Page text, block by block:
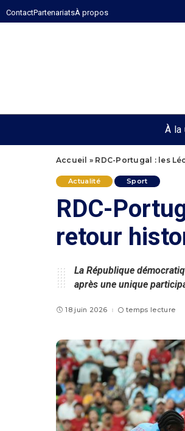
ContactPartenariatsÀ propos
À la
Accueil » RDC-Portugal : les
Actualité Sport
RDC-
retour
La République
après une unique
18 juin 2026 temps lecture